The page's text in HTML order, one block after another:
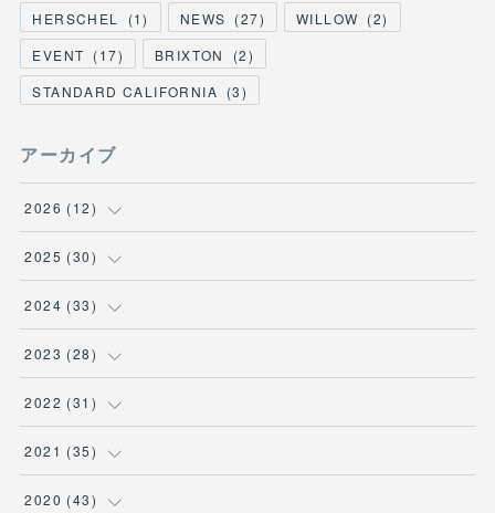
HERSCHEL
(1) NEWS (27) WILLOW (2)
EVENT (17) BRIXTON (2)
STANDARD CALIFORNIA (3)
アーカイブ
2026 (12)
(3)
(1)
(2)
( 1 )
2025 (30)
(5)
(3)
(2 )
( 4)
2024 (33)
(5)
(1 )
(2)
( 6 )
2023 (28)
(3 )
(2)
(2)
2022 (31 )
(1)
(3)
2021 (35)
(1)
2020 (43)